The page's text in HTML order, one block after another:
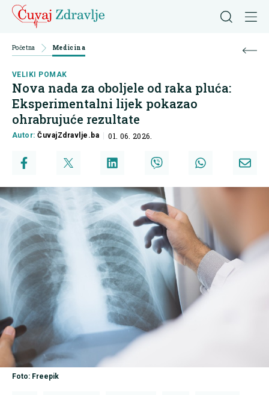
Početna Medicina
VELIKI POMAK
Nova nada za oboljele od raka pluća:
Eksperimentalni lijek pokazao
ohrabrujuće rezultate
Autor:ČuvajZdravlje.ba 01. 06. 2026.
Foto: Freepik